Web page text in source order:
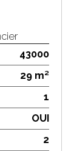
43000
29 m²
1
OUI
2